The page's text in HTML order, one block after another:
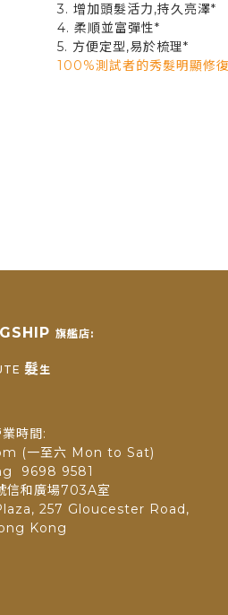
3. 增加頭髮活力,持久亮澤*
4. 柔順並富彈性*
5. 方便定型,易於梳理*
100%測試者的秀髮明顯修
旗艦店:
髮生
時間:
(一至六 Mon to Sat)
9698 9581
信和廣場703A室
257 Gloucester Road,
Kong